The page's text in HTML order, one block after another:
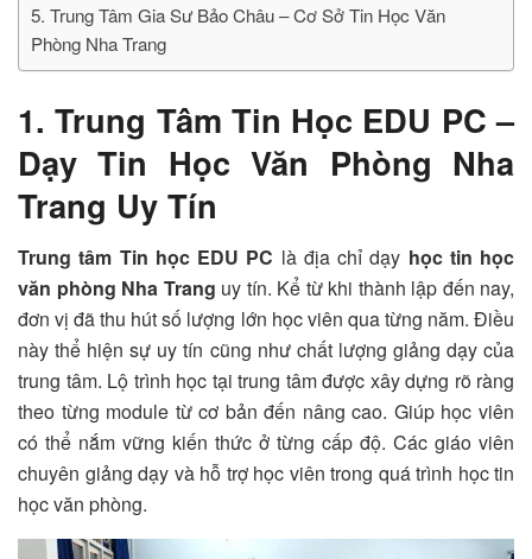
5. Trung Tâm Gia Sư Bảo Châu – Cơ Sở Tin Học Văn
Phòng Nha Trang
1. Trung Tâm Tin Học EDU PC –
Dạy Tin Học Văn Phòng Nha
Trang Uy Tín
Trung tâm Tin học EDU PC là địa chỉ dạy học tin học
văn phòng Nha Trang uy tín. Kể từ khi thành lập đến nay,
đơn vị đã thu hút số lượng lớn học viên qua từng năm. Điều
này thể hiện sự uy tín cũng như chất lượng giảng dạy của
trung tâm. Lộ trình học tại trung tâm được xây dựng rõ ràng
theo từng module từ cơ bản đến nâng cao. Giúp học viên
có thể nắm vững kiến thức ở từng cấp độ. Các giáo viên
chuyên giảng dạy và hỗ trợ học viên trong quá trình học tin
học văn phòng.